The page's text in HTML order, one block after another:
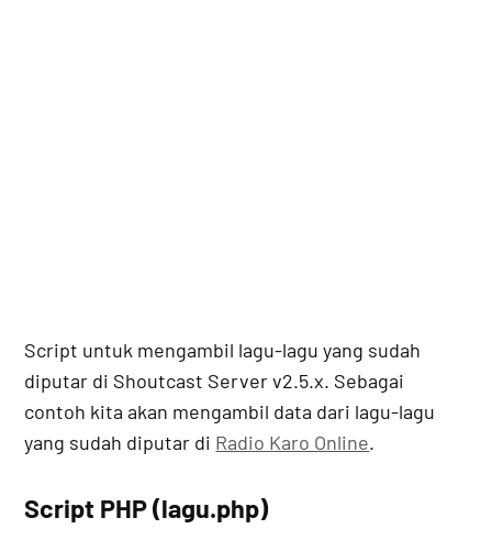
Script untuk mengambil lagu-lagu yang sudah
diputar di Shoutcast Server v2.5.x. Sebagai
contoh kita akan mengambil data dari lagu-lagu
yang sudah diputar di Radio Karo Online.
Script PHP (lagu.php)